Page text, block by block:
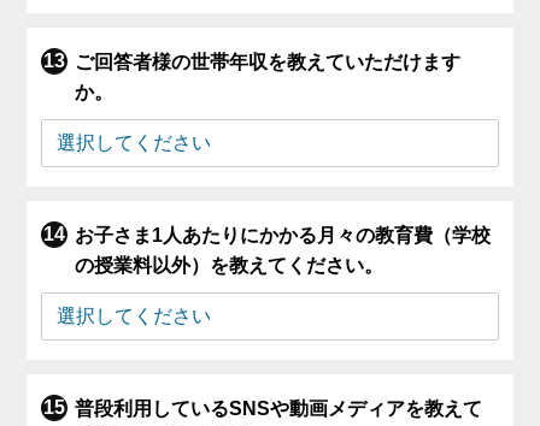
ご回答者様の世帯年収を教えていただけます
か。
お子さま1人あたりにかかる月々の教育費（学校
の授業料以外）を教えてください。
普段利用しているSNSや動画メディアを教えて